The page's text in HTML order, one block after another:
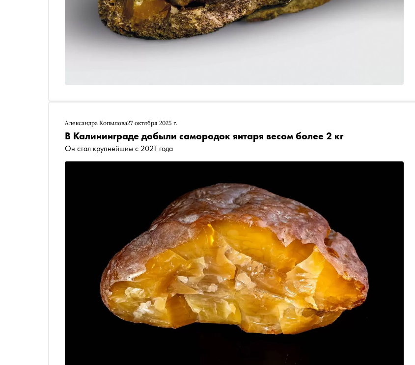
Александра Копылова27 октября 2025 г.
В Калининграде добыли самородок янтаря весом более 2 кг
Он стал крупнейшим с 2021 года